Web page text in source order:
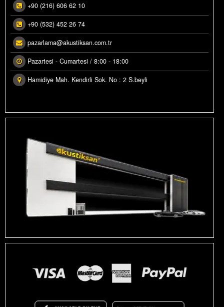
+90 (216) 606 62 10
+90 (532) 452 26 74
pazarlama@akustiksan.com.tr
Pazartesi - Cumartesi / 8:00 - 18:00
Hamidiye Mah. Kendirli Sok. No : 2 S.beyli